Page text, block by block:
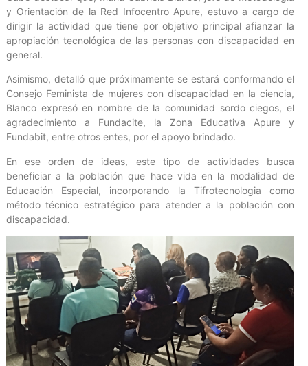
y Orientación de la Red Infocentro Apure, estuvo a cargo de
dirigir la actividad que tiene por objetivo principal afianzar la
apropiación tecnológica de las personas con discapacidad en
general.
Asimismo, detalló que próximamente se estará conformando el
Consejo Feminista de mujeres con discapacidad en la ciencia,
Blanco expresó en nombre de la comunidad sordo ciegos, el
agradecimiento a Fundacite, la Zona Educativa Apure y
Fundabit, entre otros entes, por el apoyo brindado.
En ese orden de ideas, este tipo de actividades busca
beneficiar a la población que hace vida en la modalidad de
Educación Especial, incorporando la Tifrotecnologia como
método técnico estratégico para atender a la población con
discapacidad.